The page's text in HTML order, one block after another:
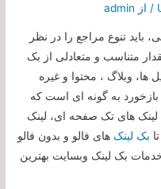
/ از admin
باید تنوع مراجع را در نظر
متناسب و متعادلی از بک
ها، وبلاگ ، محتوا و غیره
به گونه ای است که
های تک صفحه ای، لینک
بک لینکهای فالو و بدون فالو
بک لینک وبسایت بهترین